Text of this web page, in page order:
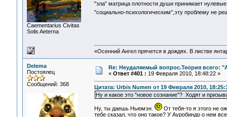
Сaementarius Civitas
Solis Aeterna
"зла" матрица плотности души принимает
"социально-психологическим",эту проблему не
«Осенний Ангел прячется в дождях. В листве
Delema
Постоялец
Сообщений: 368
Re: Неудаляемый вопрос.Теория всего:
« Ответ #401 : 19 Февраля 2010, 18:48:22 »
Цитата: Urbis Numen от 19 Февраля 2010,
Ну и какое это "новое сознание"? Ходят и
Ну, ты даешь Ньюмэн.
От тебя-то я этого не
тебе сказал, что оно такое? У Ауробиндо о нем